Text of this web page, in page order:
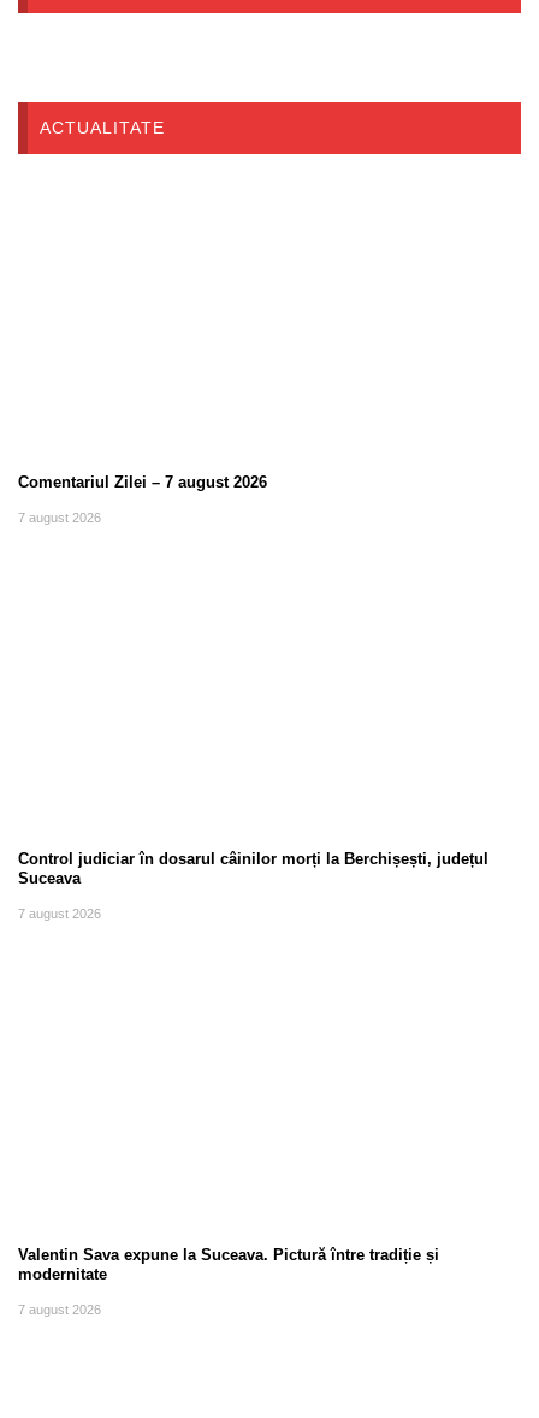
ACTUALITATE
Comentariul Zilei – 7 august 2026
7 august 2026
Control judiciar în dosarul câinilor morți la Berchișești, județul
Suceava
7 august 2026
Valentin Sava expune la Suceava. Pictură între tradiție și
modernitate
7 august 2026